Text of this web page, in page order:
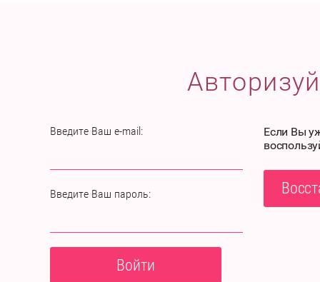
Введите Ваш e-mail:
Введите Ваш пароль:
Войти
Если Вы